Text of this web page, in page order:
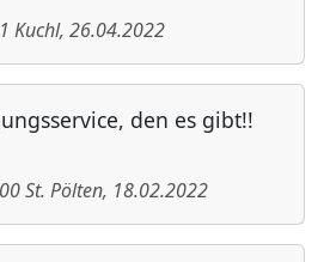
Kuchl, 26.04.2022
den es gibt!!
St. Pölten, 18.02.2022